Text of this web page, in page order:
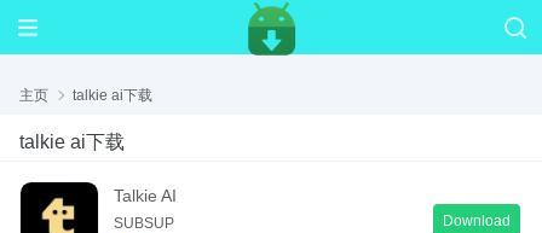
主页 talkie ai下载
talkie ai下载
Talkie AI
SUBSUP
Download